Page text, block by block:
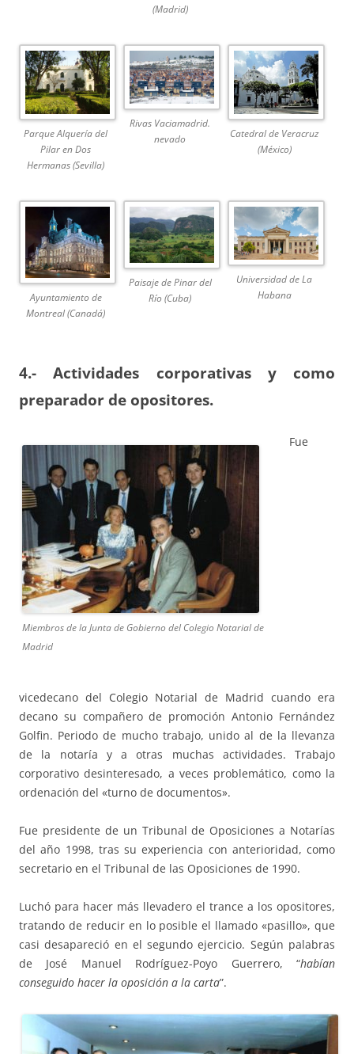
(Madrid)
Parque Alquería del
Pilar en Dos
Hermanas (Sevilla)
Rivas Vaciamadrid.
nevado
Catedral de Veracruz
(México)
Ayuntamiento de
Montreal (Canadá)
Paisaje de Pinar del
Río (Cuba)
Universidad de La
Habana
4.- Actividades corporativas y como
preparador de opositores.
Miembros de la Junta de Gobierno del Colegio Notarial de
Madrid
Fue
vicedecano del Colegio Notarial de Madrid cuando era
decano su compañero de promoción Antonio Fernández
Golfin. Periodo de mucho trabajo, unido al de la llevanza
de la notaría y a otras muchas actividades. Trabajo
corporativo desinteresado, a veces problemático, como la
ordenación del «turno de documentos».
Fue presidente de un Tribunal de Oposiciones a Notarías
del año 1998, tras su experiencia con anterioridad, como
secretario en el Tribunal de las Oposiciones de 1990.
Luchó para hacer más llevadero el trance a los opositores,
tratando de reducir en lo posible el llamado «pasillo», que
casi desapareció en el segundo ejercicio. Según palabras
de José Manuel Rodríguez-Poyo Guerrero, “habían
conseguido hacer la oposición a la carta”.